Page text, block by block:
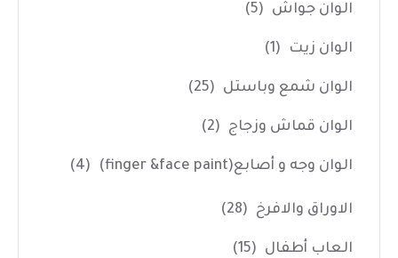
الوان جواش (5)
الوان زيت (1)
الوان شمع وباستل (25)
الوان قماش وزجاج (2)
الوان وجه و أصابع(finger &face paint) (4)
الاوراق والافرخ (28)
العاب أطفال (15)